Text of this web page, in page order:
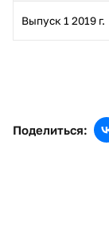
Выпуск 1 2019 г.
Поделиться: